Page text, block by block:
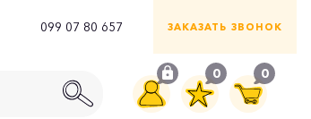
099 07 80 657 ЗАКАЗАТЬ ЗВОНОК
0 0